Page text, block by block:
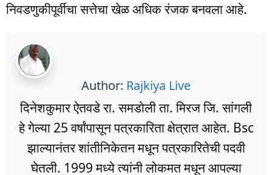
निवडणुकीपूर्वीचा सत्तेचा खेळ अधिक रंजक बनवला आहे.
Author: Rajkiya Live
दिनेशकुमार ऐतवडे रा. समडोली ता. मिरज जि. सांगली
हे गेल्या 25 वर्षांपासून पत्रकारिता क्षेत्रात आहेत. Bsc
झाल्यानंतर शांतीनिकेतन मधून पत्रकारितेची पदवी
घेतली. 1999 मध्ये त्यांनी लोकमत मधून आपल्या